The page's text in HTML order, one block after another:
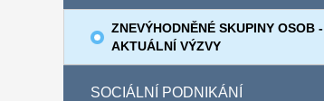
ZNEVÝHODNĚNÉ SKUPINY OSOB -
AKTUÁLNÍ VÝZVY
SOCIÁLNÍ PODNIKÁNÍ